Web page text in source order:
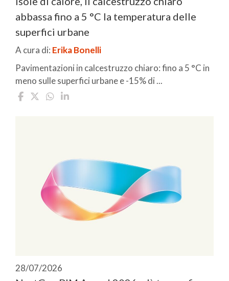
abbassa fino a 5 °C la temperatura delle
superfici urbane
A cura di: Erika Bonelli
Pavimentazioni in calcestruzzo chiaro: fino a 5 °C in
meno sulle superfici urbane e -15% di ...
28/07/2026